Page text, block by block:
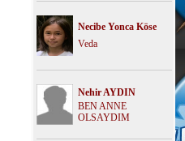
Necibe Yonca Köse
Veda
Nehir AYDIN
BEN ANNE
OLSAYDIM